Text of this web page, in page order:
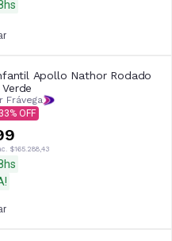
Apollo Nathor Rodado
Frávega
33
$165.288,43